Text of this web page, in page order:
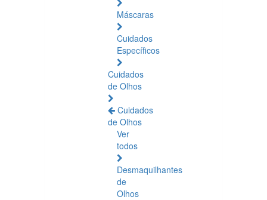
Máscaras
Cuidados
Específicos
Cuidados
de Olhos
Cuidados
de Olhos
Ver
todos
Desmaquilhantes
de
Olhos